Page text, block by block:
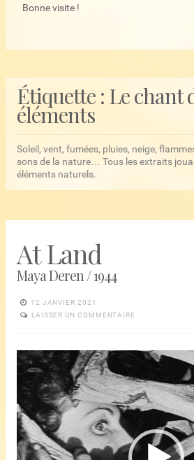
Bonne visite !
Étiquette : Le chant
éléments
Soleil, vent, fumées, pluies, neige,
sons de la nature… Tous les extraits
éléments naturels.
At Land
Maya Deren / 1944
12 JANVIER 2021
LAISSER UN COMMENTAIRE
Lecteur
vidéo